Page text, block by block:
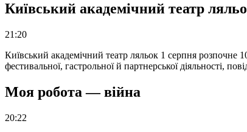
Київський академічний театр
21:20
Київський академічний театр ляльок 1 серпня розпочне
фестивальної, гастрольної й партнерської діяльності,
Моя робота — війна
20:22